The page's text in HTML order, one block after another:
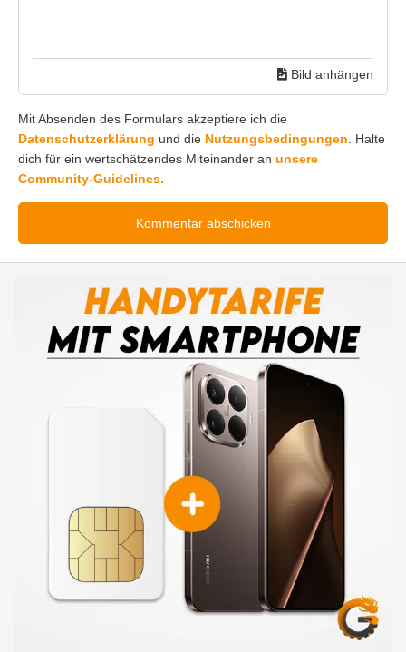
Bild anhängen
Mit Absenden des Formulars akzeptiere ich die
Datenschutzerklärung und die Nutzungsbedingungen . Halte
dich für ein wertschätzendes Miteinander an unsere
Community-Guidelines.